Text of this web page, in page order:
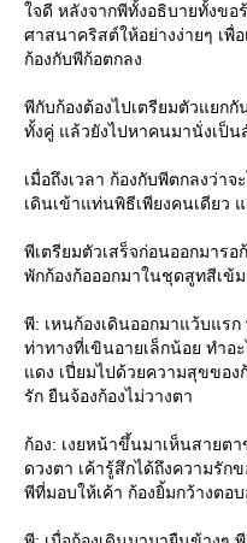
จดี หลังจากพีทั้งอธิบายทั้งขอ
ศาสนาคริสต์ให้อย่างง่ายๆ เ
ก้องกับพีก้อตกลง
พีกับก้องต้องไปเตรียมตัวแยก
ทั้งคู่ แล้วยังไปหาคนมานั่งเป็
เมื่อถึงเวลา ก้องกับพีตกลงว่า
เดินเข้าแท่นพิธีเพียงคนเดียว
พีเตรียมตัวเสร็จก่อนออกมาร
พักก้องก้อออกมาในชุดสูทสีเข้
พี: เหนก้องเดินออกมาแว้บแร
ท่าทางที่เขินอายเล็กน้อย ทำอ
ดง เปี่ยมไปด้วยความสุขของก้
รัก ยืนจ้องก้องไม่วางตา
ก้อง: เงยหน้าขึ้นมาเห็นสายต
ดวงตา เค้ารู้สึกได้ถึงความรัก
พีที่มอบให้เค้า ก้องยิ้มกว้างตอบ